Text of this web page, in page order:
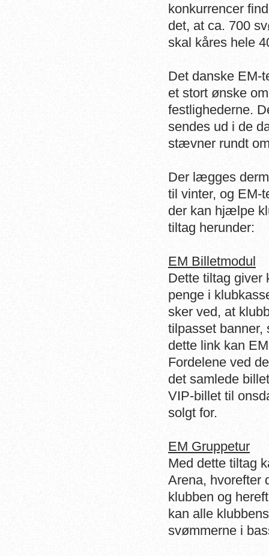
konkurrencer
det, at ca. 700
skal kåres hele
Det danske EM-
et stort ønske
festlighederne.
sendes ud i de
stævner rundt
Der lægges
til vinter, og EM-
der kan hjælpe
tiltag herunder:
EM Billetmodul
Dette tiltag giver
penge i
sker ved, at
tilpasset
dette link kan
Fordelene ved
det samlede
VIP-billet til
solgt for.
EM Gruppetur
Med dette tiltag
Arena, hvorefter
klubben og
kan alle
svømmerne i